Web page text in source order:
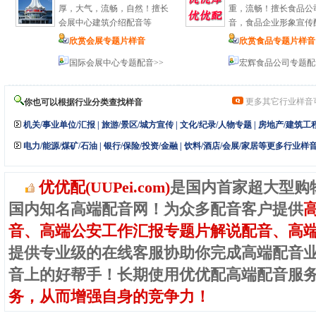
厚，大气，流畅，自然！擅长
会展中心建筑介绍配音等
欣赏会展专题片样音
国际会展中心专题配音>>
重，流畅！擅长食品公
音，食品企业形象宣传
欣赏食品专题片样音
宏辉食品公司专题
你也可以根据行业分类查找样音 更多其它行业样音
机关/事业单位/汇报 旅游/景区/城方宣传 文化/纪录/人物专题 房地产/建筑工
电力/能源/煤矿/石油 银行/保险/投资/金融 饮料/酒店/会展/家居等更多行业样
优优配(UUPei.com)是国内首家超大型
国内知名高端配音网！为众多配音客户提供
音、高端公安工作汇报专题片解说配音、高
提供专业级的在线客服协助你完成高端配音
音上的好帮手！长期使用优优配高端配音服
务，从而增强自身的竞争力！